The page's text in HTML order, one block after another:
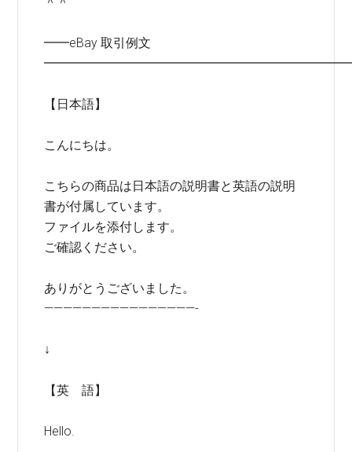
━━eBay 取引例文
【日本語】
こんにちは。
こちらの商品は日本語の説明書と英語の説明
書が付属しています。
ファイルを添付します。
ご確認ください。
ありがとうございました。
————————————————-
↓
【英 語】
Hello.